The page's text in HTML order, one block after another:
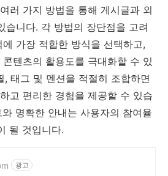
러 가지 방법을 통해 게시글과 외
습니다. 각 방법의 장단점을 고려
가장 적합한 방식을 선택하고,
텐츠의 활용도를 극대화할 수 있
, 태그 및 멘션을 적절히 조합하면
고 편리한 경험을 제공할 수 있습
명확한 안내는 사용자의 참여율
될 것입니다.
광고